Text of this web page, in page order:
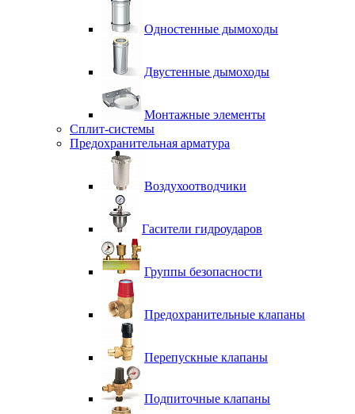
Одностенные дымоходы
Двустенные дымоходы
Монтажные элементы
Сплит-системы
Предохранительная арматура
Воздухоотводчики
Гасители гидроударов
Группы безопасности
Предохранительные клапаны
Перепускные клапаны
Подпиточные клапаны